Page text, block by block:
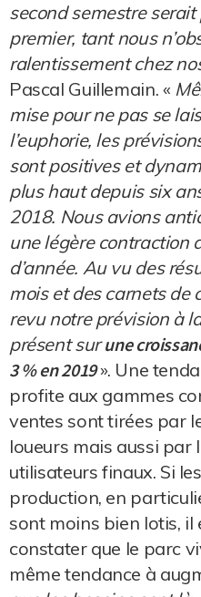
second semestre
premier, tant nous
ralentissement chez
Pascal Guillemain. «
mise pour ne pas se
l’euphorie, les
sont positives et
plus haut depuis six
2018. Nous avions
une légère contraction
d’année. Au vu des
mois et des carnets de
revu notre prévision à
présent surune
3 % en 2019». Une
profite aux gammes
ventes sont tirées par
loueurs mais aussi par
utilisateurs finaux. Si
production, en
sont moins bien lotis,
constater que le parc
même tendance à